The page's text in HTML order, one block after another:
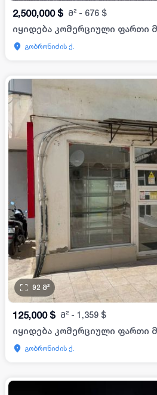
2,500,000 $ მ² - 676 $
იყიდება კომერციული ფართი
გობრონიძის ქ.
92 მ²
125,000 $ მ² - 1,359 $
იყიდება კომერციული ფართი
გობრონიძის ქ.